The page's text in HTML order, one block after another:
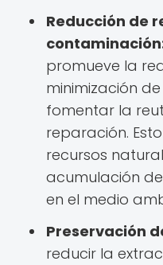
Reducción de
promueve la
minimización
fomentar la
reparación.
recursos
acumulación
en el medio
Preservación
reducir la